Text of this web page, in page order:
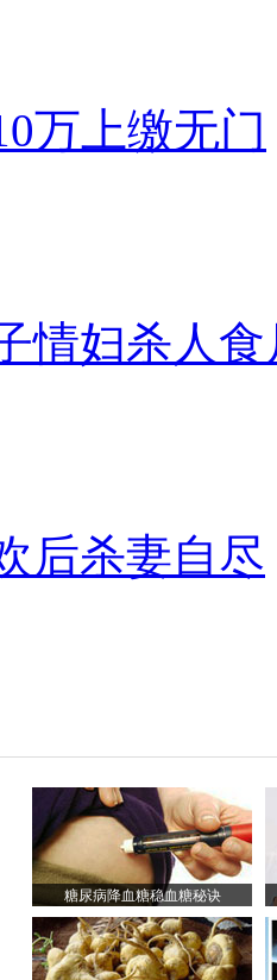
万上缴无门
情妇杀人食
后杀妻自尽
糖尿病降血糖稳血糖秘诀